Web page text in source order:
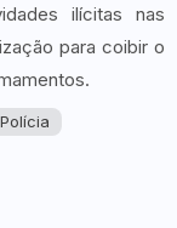
ilícitas nas
para coibir o
Polícia